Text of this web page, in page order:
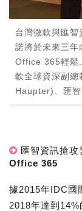
台灣微軟與匯
諾將於未來三年
Office 365輕鬆
軟全球資深副
Haupter)、匯
匯智資訊搶
Office 365
據2015年IDC國
2018年達到